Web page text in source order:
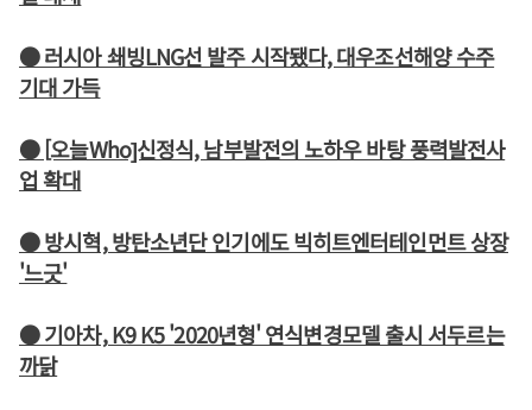
● 러시아 쇄빙LNG선 발주 시작됐다, 대우조선해양 수주
기대 가득
● [오늘Who]신정식, 남부발전의 노하우 바탕 풍력발전사
업 확대
● 방시혁, 방탄소년단 인기에도 빅히트엔터테인먼트 상장
'느긋'
● 기아차, K9 K5 '2020년형' 연식변경모델 출시 서두르는
까닭